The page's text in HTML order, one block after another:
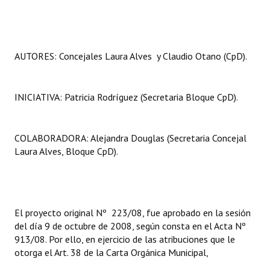
Reconocimientos - Registro
REFORMA DE LA CARTA ORGÁNICA
AUTORES: Concejales Laura Alves y Claudio Otano (CpD).
INICIATIVA: Patricia Rodríguez (Secretaria Bloque CpD).
COLABORADORA: Alejandra Douglas (Secretaria Concejal
Laura Alves, Bloque CpD).
El proyecto original Nº 223/08, fue aprobado en la sesión
del día 9 de octubre de 2008, según consta en el Acta Nº
913/08. Por ello, en ejercicio de las atribuciones que le
otorga el Art. 38 de la Carta Orgánica Municipal,